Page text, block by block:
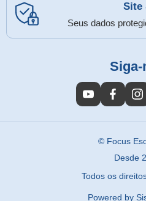
Site
Seus dados
Siga-
© Focus
Desde
Todos os
Powered by